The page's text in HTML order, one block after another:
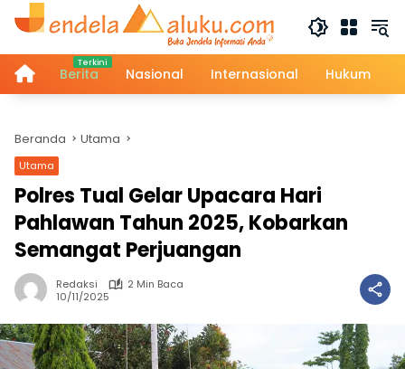
Langsung
HomeBerita Nasional Internasional Hukum
Beranda Utama
Utama
Polres Tual Gelar Upacara Hari
Pahlawan Tahun 2025, Kobarkan
Semangat Perjuangan
Redaksi
2 Min Baca
10/11/2025